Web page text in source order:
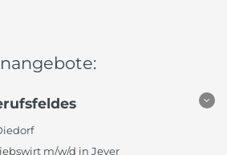
m/w/d in Jever